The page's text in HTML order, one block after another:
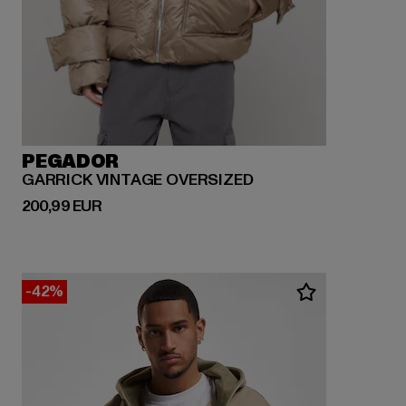
PEGADOR
GARRICK VINTAGE OVERSIZED
200,99 EUR
Derzeitiger Preis: 200,99 EUR
-42%